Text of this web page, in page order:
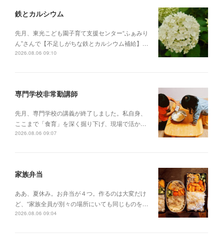
鉄とカルシウム
先月、東光こども園子育て支援センター“ふぁみり
ん”さんで【不足しがちな鉄とカルシウム補給】…
2026.08.06 09:10
専門学校非常勤講師
先月、専門学校の講義が終了しました。私自身、
ここまで「食育」を深く掘り下げ、現場で活か…
2026.08.06 09:07
家族弁当
ああ、夏休み。お弁当が４つ。作るのは大変だけ
ど、“家族全員が別々の場所にいても同じものを…
2026.08.06 09:04